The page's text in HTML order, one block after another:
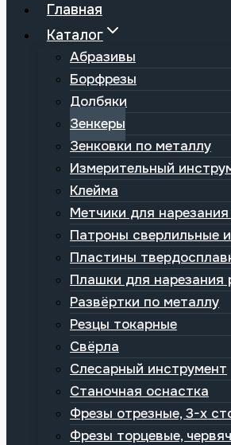
Главная
Каталог
Абразивы
Борфрезы
Долбяки
Зенкеры
Зенковки по металлу
Измерительный
Клейма
Метчики для
Патроны сверлильные
Пластины
Плашки для нарезания
Развёртки по металлу
Резцы токарные
Свёрла
Слесарный инструмент
Станочная оснастка
Фрезы отрезные, 3-х
Фрезы торцевые,